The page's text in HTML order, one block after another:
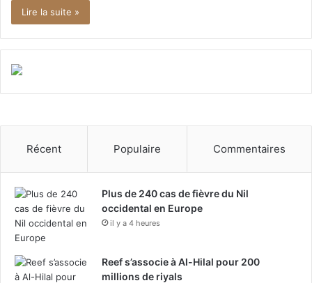
Lire la suite »
Récent Populaire Commentaires
Plus de 240 cas de fièvre du Nil
occidental en Europe
il y a 4 heures
Reef s’associe à Al-Hilal pour 200
millions de riyals